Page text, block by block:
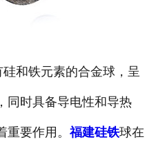
和铁元素的合金球，呈
同时具备导电性和导热
要作用。 福建硅铁球在